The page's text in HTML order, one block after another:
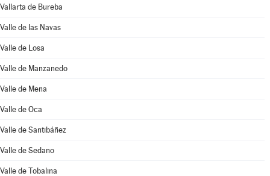
Vallarta de Bureba
Valle de las Navas
Valle de Losa
Valle de Manzanedo
Valle de Mena
Valle de Oca
Valle de Santibáñez
Valle de Sedano
Valle de Tobalina